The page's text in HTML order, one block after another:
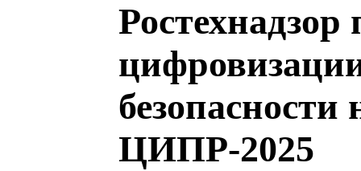
Ростехнадзор
ЦИПР-2025